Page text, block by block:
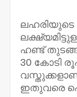
ലഹരിയുടെ
ഹണ്ട്
30 കോടി
ഇതുവരെ